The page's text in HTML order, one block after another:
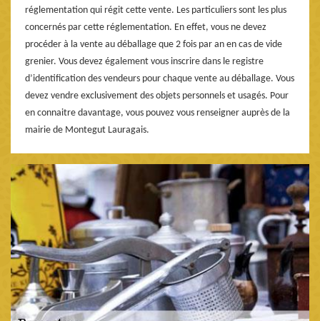
réglementation qui régit cette vente. Les particuliers sont les plus
concernés par cette réglementation. En effet, vous ne devez
procéder à la vente au déballage que 2 fois par an en cas de vide
grenier. Vous devez également vous inscrire dans le registre
d’identification des vendeurs pour chaque vente au déballage. Vous
devez vendre exclusivement des objets personnels et usagés. Pour
en connaitre davantage, vous pouvez vous renseigner auprès de la
mairie de Montegut Lauragais.